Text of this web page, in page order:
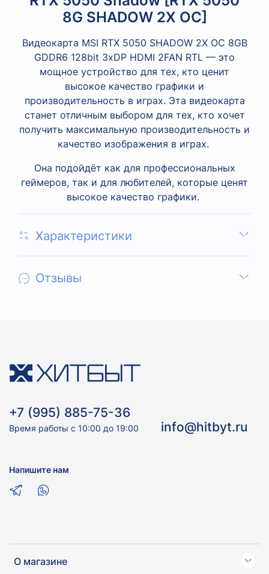
8G SHADOW 2X OC]
Видеокарта MSI RTX 5050 SHADOW 2X OC 8GB
GDDR6 128bit 3xDP HDMI 2FAN RTL — это
мощное устройство для тех, кто ценит
высокое качество графики и
производительность в играх. Эта видеокарта
станет отличным выбором для тех, кто хочет
получить максимальную производительность и
качество изображения в играх.
Она подойдёт как для профессиональных
геймеров, так и для любителей, которые ценят
высокое качество графики.
Характеристики
Отзывы
О магазине
+7 (995) 885-75-36
Время работы с 10:00 до 19:00 info@hitbyt.ru
Напишите нам